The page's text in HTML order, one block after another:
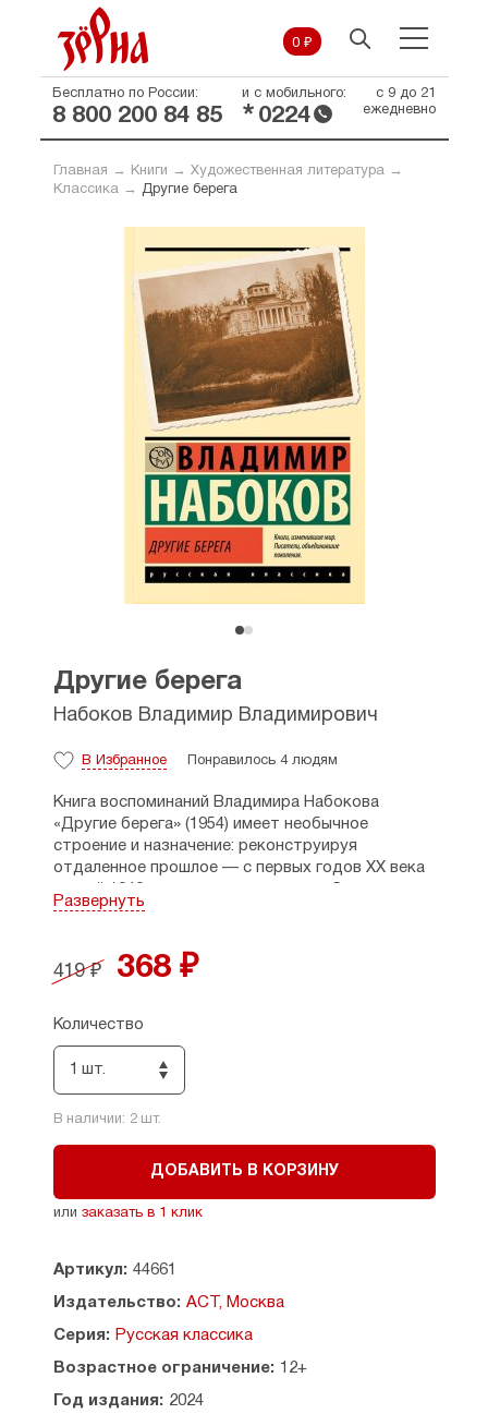
0 ₽
Бесплатно по России:
8 800 200 84 85
и с мобильного:
* 0224
с 9 до 21
ежедневно
Главная → Книги → Художественная литература→
Классика→ Другие берега
Другие берега
Набоков Владимир Владимирович
В Избранное Понравилось 4 людям
Книга воспоминаний Владимира Набокова
«Другие берега» (1954) имеет необычное
строение и назначение: реконструируя
отдаленное прошлое — с первых годов XX века
в нем развитие и повторение тайных тем в явной
не могут помешать даже самые трагичные годы
русской и европейской истории, свидетелем
и пространству автор «Дара» и «Лолиты»
с невиданным искусством и упорством
стремится вернуться в свое счастливое
усадебное детство — если не во плоти,
Развернуть
419 ₽ 368 ₽
Количество
1 шт.
В наличии: 2шт.
ДОБАВИТЬ В КОРЗИНУ
или заказать в 1 клик
Артикул: 44661
Издательство: АСТ, Москва
Серия: Русская классика
Возрастное ограничение: 12+
Год издания: 2024